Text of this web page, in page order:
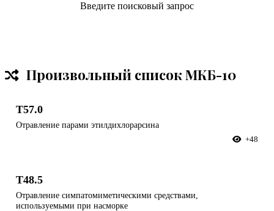
Введите поисковый запрос
Произвольный список МКБ-10
T57.0
Отравление парами этилдихлорарсина
+48
T48.5
Отравление симпатомиметическими средствами,
используемыми при насморке